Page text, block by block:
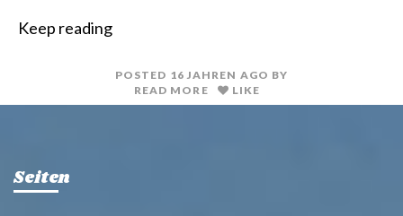
n
i
Keep reading
POSTED 16 JAHREN AGO BY
READ MORE
LIKE
Seiten